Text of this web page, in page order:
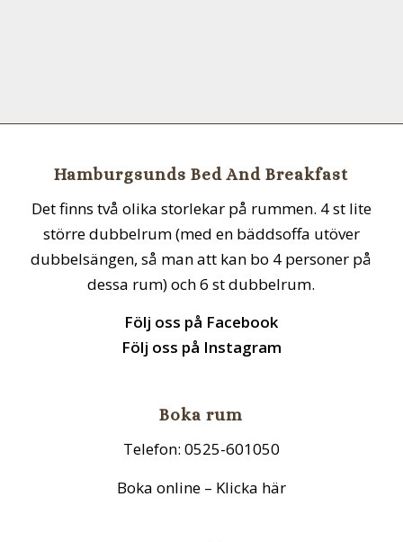
Hamburgsunds Bed And Breakfast
Det finns två olika storlekar på rummen. 4 st lite
större dubbelrum (med en bäddsoffa utöver
dubbelsängen, så man att kan bo 4 personer på
dessa rum) och 6 st dubbelrum.
Följ oss på Facebook
Följ oss på Instagram
Boka rum
Telefon: 0525-601050
Boka online – Klicka här